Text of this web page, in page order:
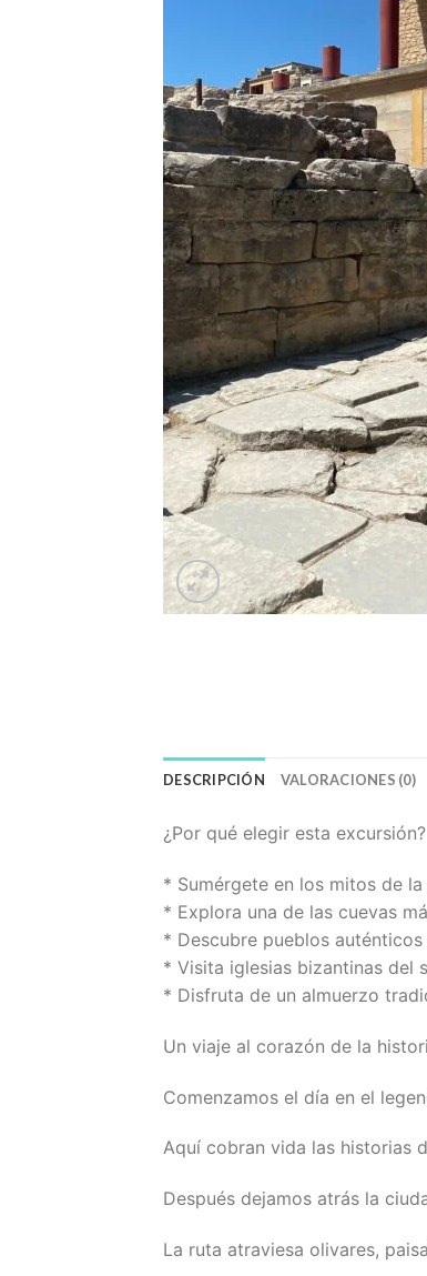
DESCRIPCIÓN VALORACIONES (0)
¿Por qué elegir esta excursión?
* Sumérgete en los mitos de
* Explora una de las cuevas
* Descubre pueblos
* Visita iglesias bizantinas del
* Disfruta de un almuerzo
Un viaje al corazón de la
Comenzamos el día en el
Aquí cobran vida las historias
Después dejamos atrás la
La ruta atraviesa olivares,